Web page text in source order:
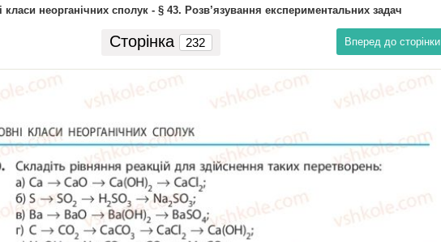
неорганічних сполук - § 43. Розв’язування експериментальних задач
Сторінка Вперед до сторінки